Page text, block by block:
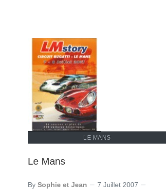
LE MANS
Le Mans
By Sophie et Jean
7 Juillet 2007